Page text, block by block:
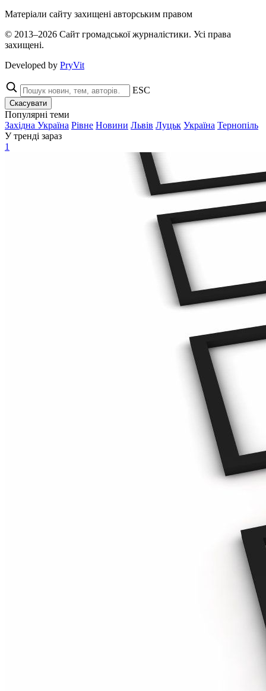
Матеріали сайту захищені авторським правом
© 2013–2026 Сайт громадської журналістики. Усі права
захищені.
Developed by PryVit
ESC
Скасувати
Популярні теми
Західна Україна Рівне Новини Львів Луцьк Україна Тернопіль
У тренді зараз
1